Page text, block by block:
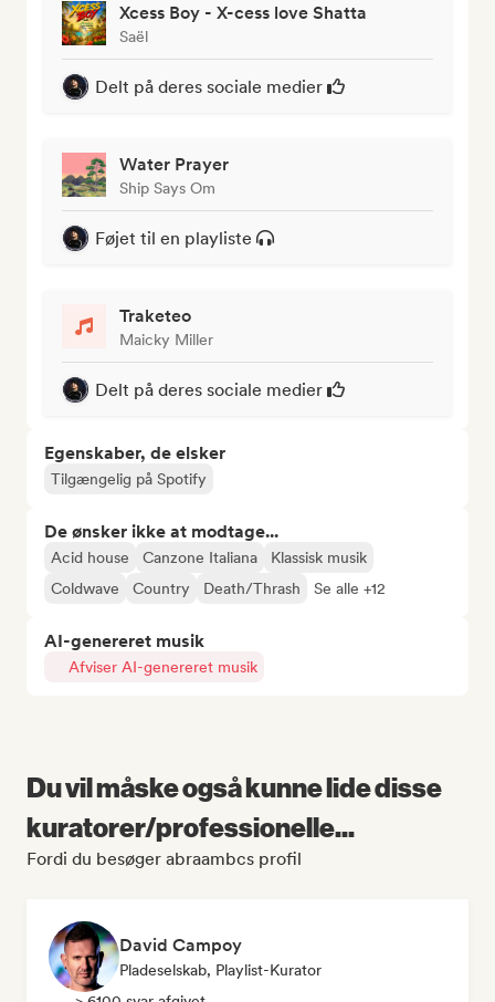
Xcess Boy - X-cess love Shatta
Saël
Delt på deres sociale medier
Water Prayer
Ship Says Om
Føjet til en playliste
Traketeo
Maicky Miller
Delt på deres sociale medier
Egenskaber, de elsker
Tilgængelig på Spotify
De ønsker ikke at modtage...
Acid house Canzone Italiana
Klassisk musik
Coldwave
Country Death/Thrash Se alle +12
AI-genereret musik
Afviser AI-genereret musik
Du vil måske også kunne lide disse
kuratorer/professionelle...
Fordi du besøger abraambcs profil
David Campoy
Pladeselskab, Playlist-Kurator